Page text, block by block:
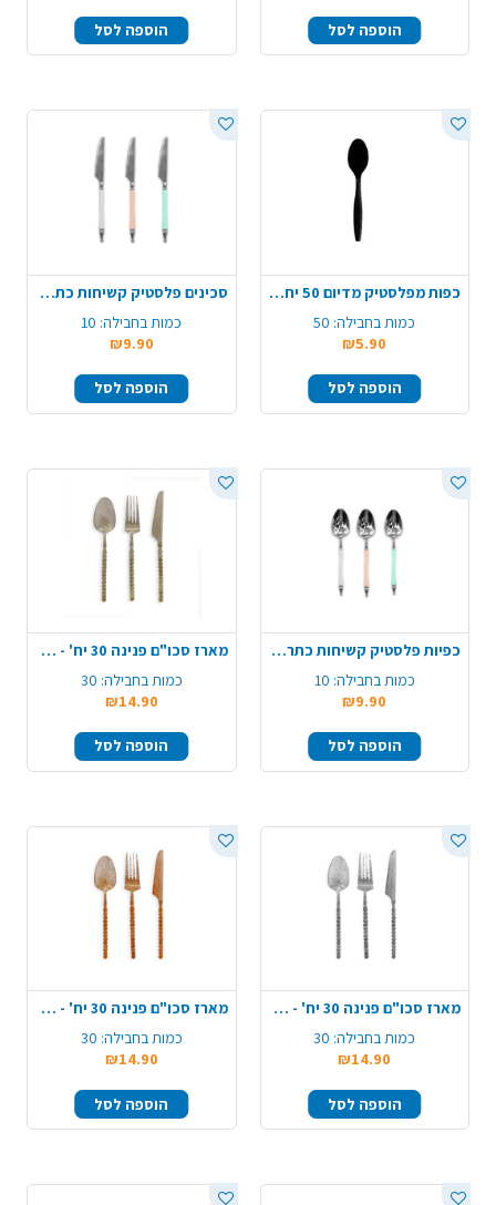
הוספה לסל הוספה לסל
כפות מפלסטיק מדיום 50 יח' - שחור
כמות בחבילה: 50
₪5.90
הוספה לסל
סכינים פלסטיק קשיחות כתר 10 יח' - צבע משתנה
כמות בחבילה: 10
₪9.90
הוספה לסל
כפיות פלסטיק קשיחות כתר 10 יח' - צבע משתנה
כמות בחבילה: 10
₪9.90
הוספה לסל
מארז סכו"ם פנינה 30 יח' - ניצוצות זהב
כמות בחבילה: 30
₪14.90
הוספה לסל
מארז סכו"ם פנינה 30 יח' - ניצוצות כסף
כמות בחבילה: 30
₪14.90
הוספה לסל
מארז סכו"ם פנינה 30 יח' - ניצוצות רוזגולד
כמות בחבילה: 30
₪14.90
הוספה לסל